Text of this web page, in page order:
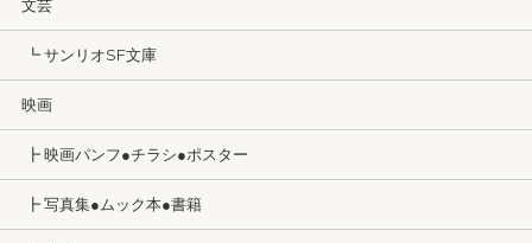
文芸
┗ サンリオSF文庫
映画
┣ 映画パンフ●チラシ●ポスター
┣ 写真集●ムック本●書籍